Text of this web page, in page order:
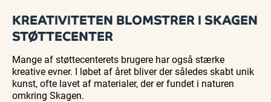
KREATIVITETEN BLOMSTRER I SKAGEN
STØTTECENTER
Mange af støttecenterets brugere har også stærke
kreative evner. I løbet af året bliver der således skabt unik
kunst, ofte lavet af materialer, der er fundet i naturen
omkring Skagen.